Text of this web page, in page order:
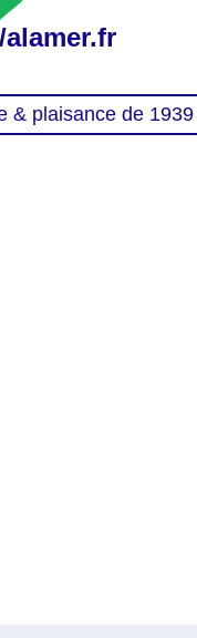
& plaisance de